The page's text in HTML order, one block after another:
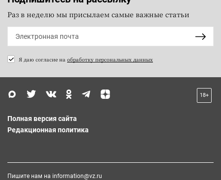
Раз в неделю мы присылаем самые важные статьи
Я даю согласие на обработку персональных данных
18+
Полная версия сайта
Редакционная политика
Пишите нам на information@vz.ru